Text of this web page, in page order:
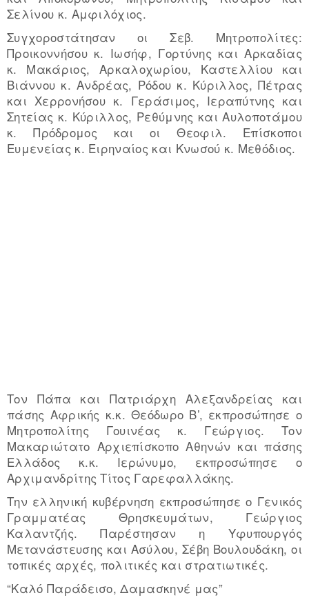
Σελίνου κ. Αμφιλόχιος.
Συγχοροστάτησαν οι Σεβ. Μητροπολίτες:
Προικοννήσου κ. Ιωσήφ, Γορτύνης και Αρκαδίας
κ. Μακάριος, Αρκαλοχωρίου, Καστελλίου και
Βιάννου κ. Ανδρέας, Ρόδου κ. Κύριλλος, Πέτρας
και Χερρονήσου κ. Γεράσιμος, Ιεραπύτνης και
Σητείας κ. Κύριλλος, Ρεθύμνης και Αυλοποτάμου
κ. Πρόδρομος και οι Θεοφιλ. Επίσκοποι
Ευμενείας κ. Ειρηναίος και Κνωσού κ. Μεθόδιος.
Τον Πάπα και Πατριάρχη Αλεξανδρείας και
πάσης Αφρικής κ.κ. Θεόδωρο Β’, εκπροσώπησε ο
Μητροπολίτης Γουινέας κ. Γεώργιος. Τον
Μακαριώτατο Αρχιεπίσκοπο Αθηνών και πάσης
Ελλάδος κ.κ. Ιερώνυμο, εκπροσώπησε ο
Αρχιμανδρίτης Τίτος Γαρεφαλλάκης.
Την ελληνική κυβέρνηση εκπροσώπησε ο Γενικός
Γραμματέας Θρησκευμάτων, Γεώργιος
Καλαντζής. Παρέστησαν η Υφυπουργός
Μετανάστευσης και Ασύλου, Σέβη Βουλουδάκη, οι
τοπικές αρχές, πολιτικές και στρατιωτικές.
“Καλό Παράδεισο, Δαμασκηνέ μας”